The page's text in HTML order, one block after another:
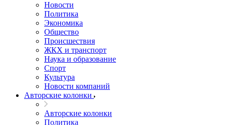
Новости
Политика
Экономика
Общество
Происшествия
ЖКХ и транспорт
Наука и образование
Спорт
Культура
Новости компаний
Авторские колонки
Авторские колонки
Политика